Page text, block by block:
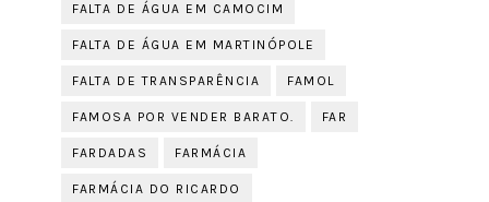
FALTA DE ÁGUA EM CAMOCIM
FALTA DE ÁGUA EM MARTINÓPOLE
FALTA DE TRANSPARÊNCIA FAMOL
FAMOSA POR VENDER BARATO. FAR
FARDADAS FARMÁCIA
FARMÁCIA DO RICARDO